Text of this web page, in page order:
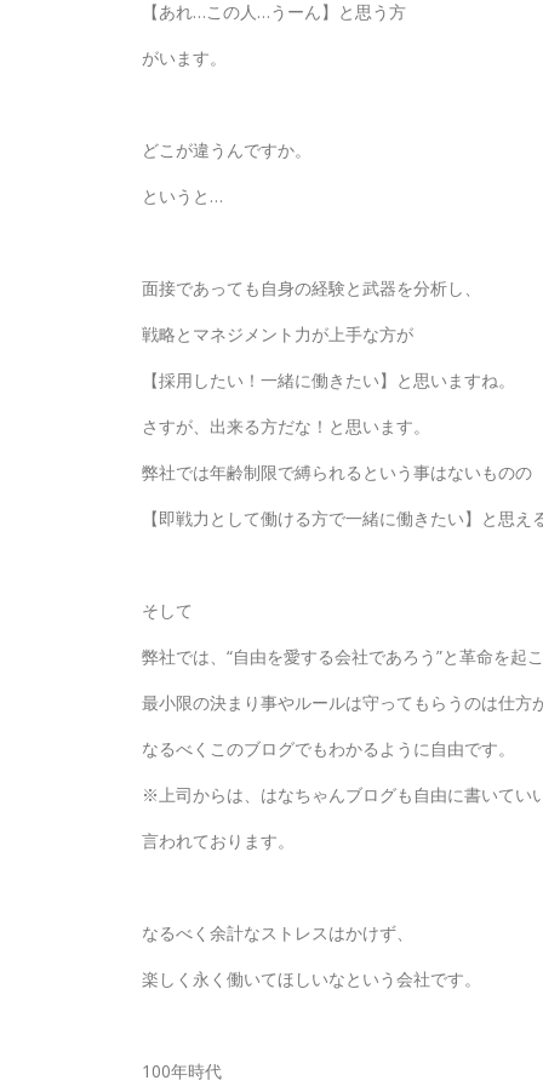
【あれ…この人…うーん】と思う方
がいます。
どこが違うんですか。
というと…
面接であっても自身の経験と武器を分析し、
戦略とマネジメント力が上手な方が
【採用したい！一緒に働きたい】と思いますね。
さすが、出来る方だな！と思います。
弊社では年齢制限で縛られるという事はないものの
【即戦力として働ける方で一緒に働きたい】と思え
そして
弊社では、“自由を愛する会社であろう”と革命を起こ
最小限の決まり事やルールは守ってもらうのは仕方
なるべくこのブログでもわかるように自由です。
※上司からは、はなちゃんブログも自由に書いてい
言われております。
なるべく余計なストレスはかけず、
楽しく永く働いてほしいなという会社です。
100年時代